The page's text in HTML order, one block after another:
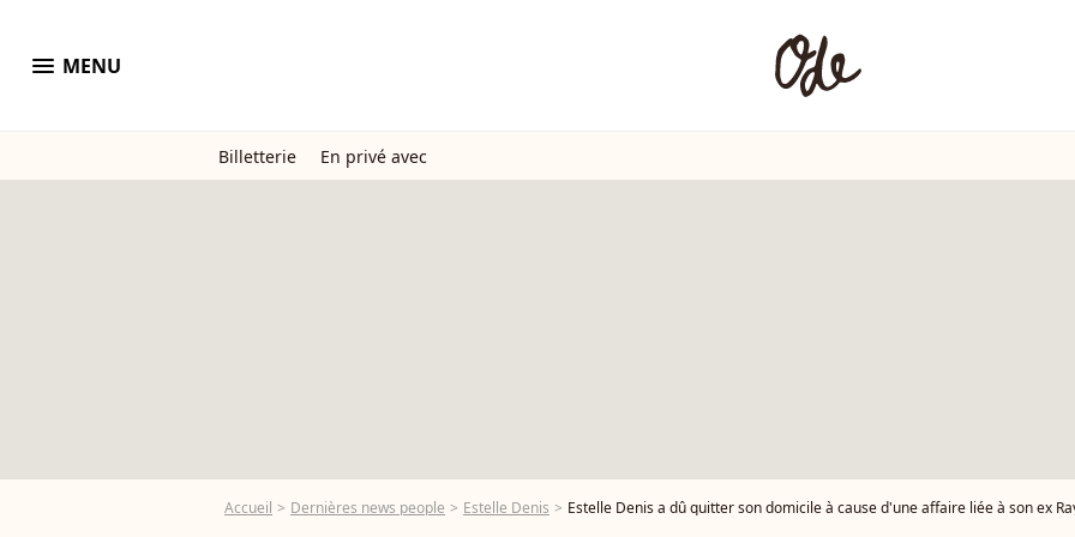
menu MENU
Billetterie En privé avec
Accueil Dernières news people Estelle Denis Estelle Denis a dû quitter son domicile à cause d'une affaire liée à son ex